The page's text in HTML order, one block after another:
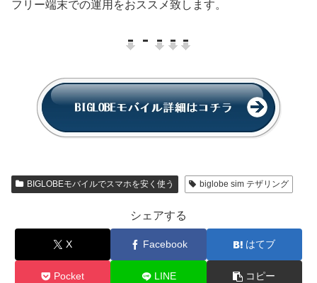
フリー端末での運用をおススメ致します。
BIGLOBEモバイルでスマホを安く使う biglobe sim テザリング
シェアする
X Facebook はてブ
Pocket LINE コピー